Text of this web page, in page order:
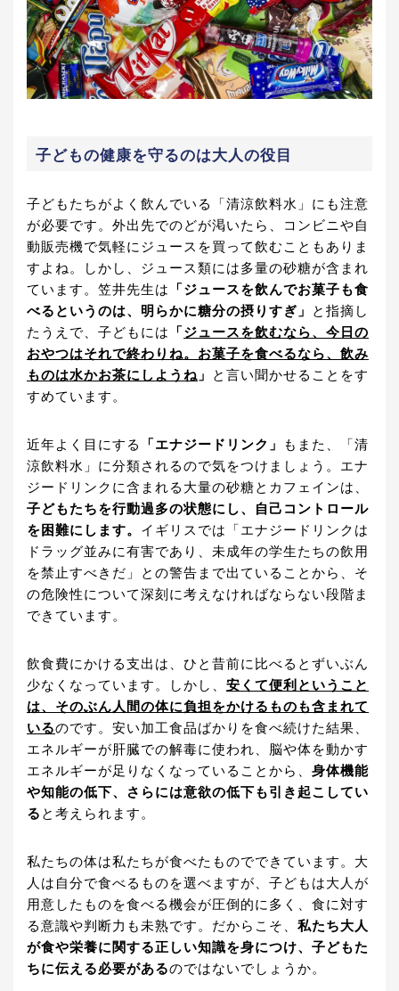
子どもの健康を守るのは大人の役目
子どもたちがよく飲んでいる「清涼飲料水」にも注意
が必要です。外出先でのどが渇いたら、コンビニや自
動販売機で気軽にジュースを買って飲むこともありま
すよね。しかし、ジュース類には多量の砂糖が含まれ
ています。笠井先生は
「ジュースを飲んでお菓子も食
べるというのは、明らかに糖分の摂りすぎ」
と指摘し
たうえで、子どもには
「 ジュースを飲むなら、今日の
おやつはそれで終わりね。お菓子を食べるなら、飲み
ものは水かお茶にしようね 」
と言い聞かせることをす
すめています。
近年よく目にする 「エナジードリンク」
もまた、「清
涼飲料水」に分類されるので気をつけましょう。エナ
ジードリンクに含まれる大量の砂糖とカフェインは、
子どもたちを行動過多の状態にし、自己コントロール
を困難にします。 イギリスでは「エナジードリンクは
ドラッグ並みに有害であり、未成年の学生たちの飲用
を禁止すべきだ」との警告まで出ていることから、そ
の危険性について深刻に考えなければならない段階ま
できています。
飲食費にかける支出は、ひと昔前に比べるとずいぶん
少なくなっています。しかし、 安くて便利ということ
は、そのぶん人間の体に負担をかけるものも含まれて
いるのです。安い加工食品ばかりを食べ続けた結果、
エネルギーが肝臓での解毒に使われ、脳や体を動かす
エネルギーが足りなくなっていることから、 身体機能
や知能の低下、さらには意欲の低下も引き起こしてい
る と考えられます。
私たちの体は私たちが食べたものでできています。大
人は自分で食べるものを選べますが、子どもは大人が
用意したものを食べる機会が圧倒的に多く、食に対す
る意識や判断力も未熟です。だからこそ、 私たち大人
が食や栄養に関する正しい知識を身につけ、子どもた
ちに伝える必要があるのではないでしょうか。